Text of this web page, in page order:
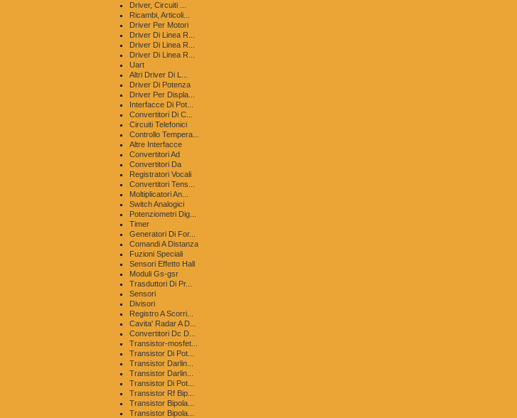
Driver, Circuiti ...
Ricambi, Articoli...
Driver Per Motori
Driver Di Linea R...
Driver Di Linea R...
Driver Di Linea R...
Uart
Altri Driver Di L...
Driver Di Potenza
Driver Per Displa...
Interfacce Di Pot...
Convertitori Di C...
Circuiti Telefonici
Controllo Tempera...
Altre Interfacce
Convertitori Ad
Convertitori Da
Registratori Vocali
Convertitori Tens...
Moltiplicatori An...
Switch Analogici
Potenziometri Dig...
Timer
Generatori Di For...
Comandi A Distanza
Fuzioni Speciali
Sensori Effetto Hall
Moduli Gs-gsr
Trasduttori Di Pr...
Sensori
Divisori
Registro A Scorri...
Cavita' Radar A D...
Convertitori Dc D...
Transistor-mosfet...
Transistor Di Pot...
Transistor Darlin...
Transistor Darlin...
Transistor Di Pot...
Transistor Rf Bip...
Transistor Bipola...
Transistor Bipola...